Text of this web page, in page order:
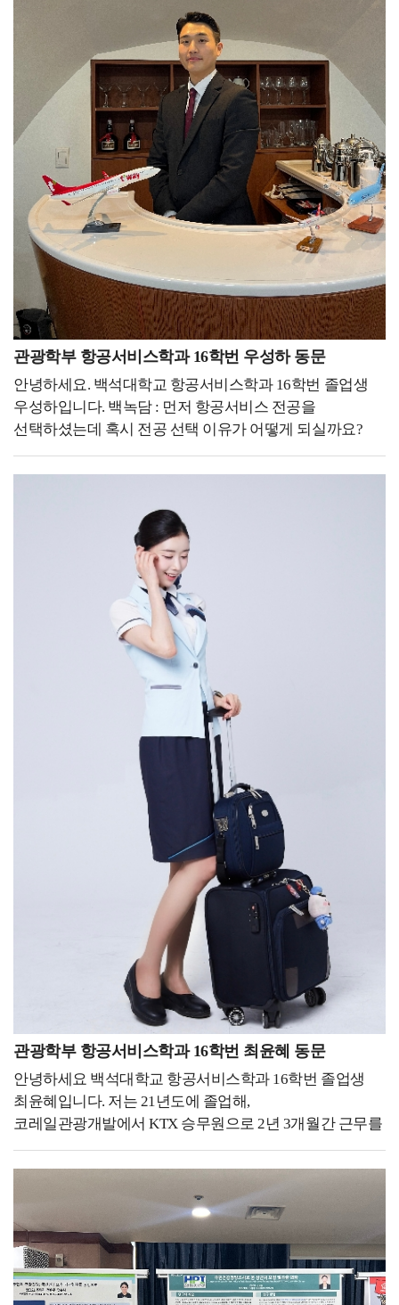
조건이 석사과정이면 그에게 맞는 대학원 진학 준비를
해야 하기 때문입니다.저는 하고자 하는 일이 석사과정이
필요했기 때문에 진학하였고 덕분에 지금 원하던 일을 할
수 있게 되었습니다. 저는 대학교 시절을 생각해 보면
행복했던 기억만 남아 있습니다, 물론 학부 생활할 때는
사람 때문에 힘들었던 일도 많았고, 학업 스트레스나
진로로 관련하여 고민도 많았지만 지나서 생각해 보니
그러한 걱정들과 고민이 추억이 되고 웃으며 이야기할 수
있게 된 거 같습니다.그래서 저는 만약 대학교 때로
돌아간다면 무엇을 하더라도 정말 최선을 다해서 대학
생활을 하고 싶습니다.지금은 평범한 대학교 생활들이
나중에는 그리운 추억이 되고 아쉬운 과거가 될 수
있으니까 지금 주어진 상황에서 최선을 다하면
좋겠습니다.그래서 후배들도 대학교 생활을 최대한
즐겼으면 좋겠습니다. 축제 기간에는 진심으로 축제를
즐겨도 보고, 시험 기간에는 열정적으로 공부도 하면서
다시 오지 않을 대학 생활을 지냈으면 좋겠습니다. '준비된
자만이 기회를 잡는다' 정말 무수히 많이 들어본
이야기였습니다. 진부하고 너무나도 당연하게 생각했던
말이 지금은 제 좌우명이 되었습니다. 정말 기회는 언제
어디서 어떻게 나에게 올지 모릅니다.졸업 후 일과
대학원을 같이 다닌 이유도 나에게 기회가 올 수도
덕분에 저는 제가 하고 싶었던 안경원을 운영하고 있으며
모교에서 강의도 하고 있습니다.기회를 잡기 위해서
꾸준히 준비하고 있는다면 우연히 찾아오는 기회를 놓치지
않고 잡을 수 있을 거라고 생각합니다.
현재는 심장예방재활센터에서 근무하며, 심혈관 질환을
가진 환자를 대상으로 심장 재활을 진행하고 있습니다.
환자분들이 건강관리의 중요성을 깨닫고, 맞춤형 운동을
꾸준히 수행하는 모습을 보면 물리치료사로서 보람을
느끼고 있습니다. 그리고 의료 분야는 끊임없이 발전하고
있기에, 저 또한 앞으로 배우고 공부해야 할 것들이 더 많이
남아있다고 생각합니다.이를 통해 최종적인 목표를 정의해
본다면, 환자의 신체뿐만 아니라 마음까지 치료하는
물리치료사 라고 할 수 있을 것 같습니다. 검사나 치료 시작
전 차트를 자세히 살펴보고, 환자를 꼼꼼하게
파악하면서도 질문을 통해 이야기를 자연스럽게 털어놓을
수 있는 환경을 제공합니다. 이와 같은 환자와의
의사소통은 단방향적인 정보 전달이 아닌 상호적인 대화와
소통으로 이루어져야 합니다. 표정이나 자세, 몸짓 등
비언어적 신호를 통해 환자의 감정이나 요구사항을
파악하고 응답하는 것은 환자와의 신뢰 관계를 형성하는
데 도움이 되며, 불편한 점이나 어려움을 미리 파악하여
적극적으로 대응할 수 있습니다. 이처럼 전문적인 재활
치료를 제공하는 것은 물론이고, 환자와 보호자의
큰 도움이 되었습니다. 물리치료학과에서는 임상실습을
8주간, 총 2번 진행하고 있습니다. 실습지는 대학병원부터
종합병원, 재활병원, 요양병원 등으로 다양한데 저는
대학병원, 재활병원에서 실습하며 다양한 분야를
경험하고, 환자분들과 소통하는 태도와 마음가짐을
직접적으로 배울 수 있었습니다. 미래에 몸담고 싶은
분야를 아직 결정하지 못했다면, 다양한 현장을 보고 느낄
수 있는 병원에서 실습을 하며 임상을 경험하고 병원
시스템의 구조를 이해하면 좋을 것 같습니다.그리고 교내
축제나 동아리 활동으로 대학 생활을 즐길 수 있는 요소를
찾아 의미 있는 추억도 만들고, 후회 없는 대학 생활을
보내셨으면 좋겠습니다. 학교 공지나 소식도 수시로
확인하여 자신에게 실질적으로 도움이 될 수 있는 정보를
찾는 것이 도움이 될 것이라고 생각합니다. 어떤 진로를
선택하든, 최선을 다해 자신의 열정을 발휘하여 사회에
선한 영향력을 제공하는 분들이 될 수 있기를
응원하겠습니다. 다양한 자리에서 좋은 인연으로
만나뵈었으면 좋겠습니다, 감사합니다.
관광학부 항공서비스학과 16학번 우성하 동문
안녕하세요. 백석대학교 항공서비스학과 16학번 졸업생
우성하입니다. 백녹담 : 먼저 항공서비스 전공을
선택하셨는데 혹시 전공 선택 이유가 어떻게 되실까요?
같이 어울리는 걸 좋아했습니다. 그리고 부모님이
받고, 저도 해외여행을 많이 하면서 어떤 직업이 사람들도
많이 만나고 해외여행도 자유롭게 다닐 수 있을까? 라고
생각했을 때 아무래도 객실 승무원이 가장 적합한
직업이라는 생각이 들었습니다. 백녹담 : 본인의 현재
직장과 직무에 대해 간단하게 소개 부탁드립니다. 우성하
동문 : 저는 에어프레미아 주식회사에서 현재 객실
승무원으로 일을 하고 있습니다. 백녹담 : 에어프레미아
주식회사, 많은 분들에게 생소하게 느껴지실 수도 있을 것
같은데요. 우성하 동문 : 네. 에어프레미아 주식회사는 국내
항공사인데 이번에 새로 생겼습니다. 생긴 지 얼마 되지
않았고, 중장거리만 가는 사업 모델이기 때문에 애초에
국내선은 아예 없고 전부 다 미주노선이나 유럽 2쪽으로
많이 갑니다. 그래서 어학이나 글로벌 마인드에 굉장히
적합한 인재들을 채용해서 좋은 기회로 일하고 있다고
생각합니다. 백녹담 : 미주나 유럽 노선 쪽으로 비행기
타시면서 기내에서 많은 시간을 보내고 계시겠네요. 일을
하면서 힘드신 점은 없으신가요? 우성하 동문 : 사실 생긴
지 얼마 안 된 회사고 스타트업을 베이스로 시작한
회사입니다. 항공사에서 가장 힘든 게 무엇이냐고
물어본다면 시니어리티 가 강한 사내 문화라고
생각하는데요. 일단 저희 회사는 시니어리티가 굉장히
없는 편입니다. 자유로운 분위기 속에서 신입들도 궁금한
게 있으면 확실히 물어보고, 개인 의견을 주장할 수
있습니다. 그리고 스테이 가서도 다 같이 이동하지 않고
개인 시간도 자유롭게 가질 수 있어서 이런 문화는 굉장히
좋은 것 같습니다. 하지만, 아무래도 장거리 노선이
위주이기 때문에 시차 적응과 같은 부분은 어렵다고
생각합니다. 백녹담 : 이와 같은 직장에 다니기 위해서 어떤
진행하는 청해진 프로그램에서 청해진 5기로 미국에 있는
어번 호텔에 다녀왔습니다. 이제 거기서 프론 데스크
슈퍼바이저로 일을 하면서 해외 경험을 다양하게 쌓을 수
있었고, 그리고 다녀와서는 바로 어학 성적으로 토익
935점을 달성했습니다. 또한, 오픽 AL, 커피 바리스타 2급,
관광학부 항공서비스학과 16학번 최윤혜 동문
안녕하세요 백석대학교 항공서비스학과 16학번 졸업생
최윤혜입니다. 저는 21년도에 졸업해,
코레일관광개발에서 KTX 승무원으로 2년 3개월간 근무를
하다가현재 대한항공 객실승무원 직무에 최종합격하여
교육을 받고있습니다. 저는 대학생 때 항상 도전 하는
학생이었습니다.백석대학교 홍보대사에 도전해 전국 6월
모의고사에도 실려보고, 항공과를 희망하는
고등학생들에게 꿈이 되어도 보고,항공서비스학과
임원활동을 하며 직접 행사를 기획 및 진행 해보고,태권도
단증 취득을 위해 학교를 마치고 초등학생들과 함께